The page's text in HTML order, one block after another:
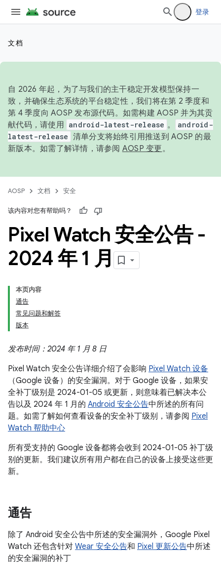
登录
文档
自 2026 年起，为了与我们的主干稳定开发模型保持一
致，并确保生态系统的平台稳定性，我们将在第 2 季度和
第 4 季度向 AOSP 发布源代码。如需构建 AOSP 并为其贡
献代码，请使用 android-latest-release 。
android-
latest-release 清单分支将始终引用推送到 AOSP 的最
新版本。如需了解详情，请参阅 AOSP 变更。
AOSP 文档 安全
该内容对您有帮助吗？
Pixel Watch 安全公告 -
2024 年 1 月
本页内容
通告
常见问题和解答
版本
发布时间：2024 年 1 月 8 日
Pixel Watch 安全公告详细介绍了会影响 Pixel Watch 设备
（Google 设备）的安全漏洞。对于 Google 设备，如果安
全补丁级别是 2024-01-05 或更新，则意味着已解决本公
告以及 2024 年 1 月的 Android 安全公告中所述的所有问
题。如需了解如何查看设备的安全补丁级别，请参阅 Pixel
Watch 帮助中心
所有受支持的 Google 设备都将会收到 2024-01-05 补丁级
别的更新。我们建议所有用户都在自己的设备上接受这些更
新。
通告
除了 Android 安全公告中所述的安全漏洞外，Google Pixel
Watch 还包含针对 Wear 安全公告和 Pixel 更新公告中所述
的安全漏洞的补丁